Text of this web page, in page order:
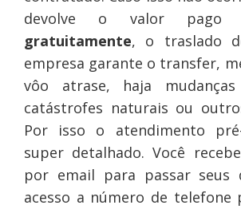
devolve o valor
gratuitamente, o traslado
empresa garante o transfer,
vôo atrase, haja
catástrofes naturais ou
Por isso o atendimento
super detalhado. Você
por email para passar seus
acesso a número de telefone